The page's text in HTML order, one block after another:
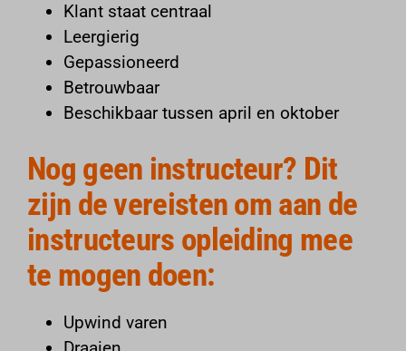
Klant staat centraal
Leergierig
Gepassioneerd
Betrouwbaar
Beschikbaar tussen april en oktober
Nog geen instructeur? Dit
zijn de vereisten om aan de
instructeurs opleiding mee
te mogen doen:
Upwind varen